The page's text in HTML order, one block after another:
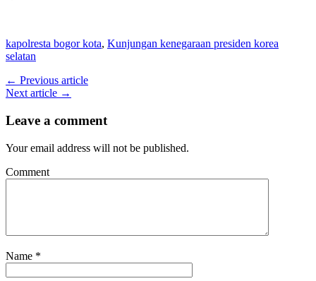
kapolresta bogor kota, Kunjungan kenegaraan presiden korea
selatan
← Previous article
Next article →
Leave a comment
Your email address will not be published.
Comment
Name *